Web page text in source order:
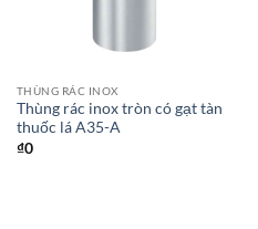
THÙNG RÁC INOX
Thùng rác inox tròn có gạt tàn
thuốc lá A35-A
₫0